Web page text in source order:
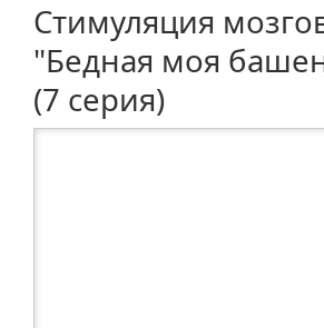
Стимуляция
"Бедная моя
(7 серия)